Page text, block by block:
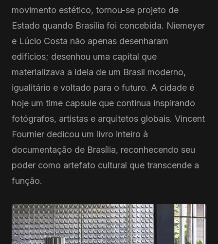
movimento estético, tornou-se projeto de
Estado quando Brasília foi concebida. Niemeyer
e Lúcio Costa não apenas desenharam
edifícios; desenhou uma capital que
materializava a ideia de um Brasil moderno,
igualitário e voltado para o futuro. A cidade é
hoje um time capsule que continua inspirando
fotógrafos, artistas e arquitetos globais. Vincent
Fournier dedicou um livro inteiro à
documentação de Brasília, reconhecendo seu
poder como artefato cultural que transcende a
função.